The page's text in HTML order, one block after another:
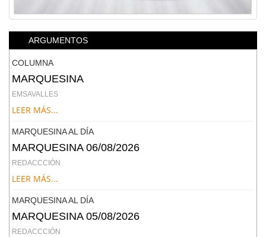
ARGUMENTOS
COLUMNA
MARQUESINA
EMSAVALLES
LEER MÁS...
MARQUESINA AL DÍA
MARQUESINA 06/08/2026
REDACCCIÓN
LEER MÁS...
MARQUESINA AL DÍA
MARQUESINA 05/08/2026
REDACCCIÓN